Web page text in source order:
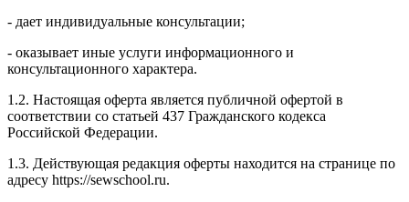
- дает индивидуальные консультации;
- оказывает иные услуги информационного и
консультационного характера.
1.2. Настоящая оферта является публичной офертой в
соответствии со статьей 437 Гражданского кодекса
Российской Федерации.
1.3. Действующая редакция оферты находится на странице по
адресу https://sewschool.ru.